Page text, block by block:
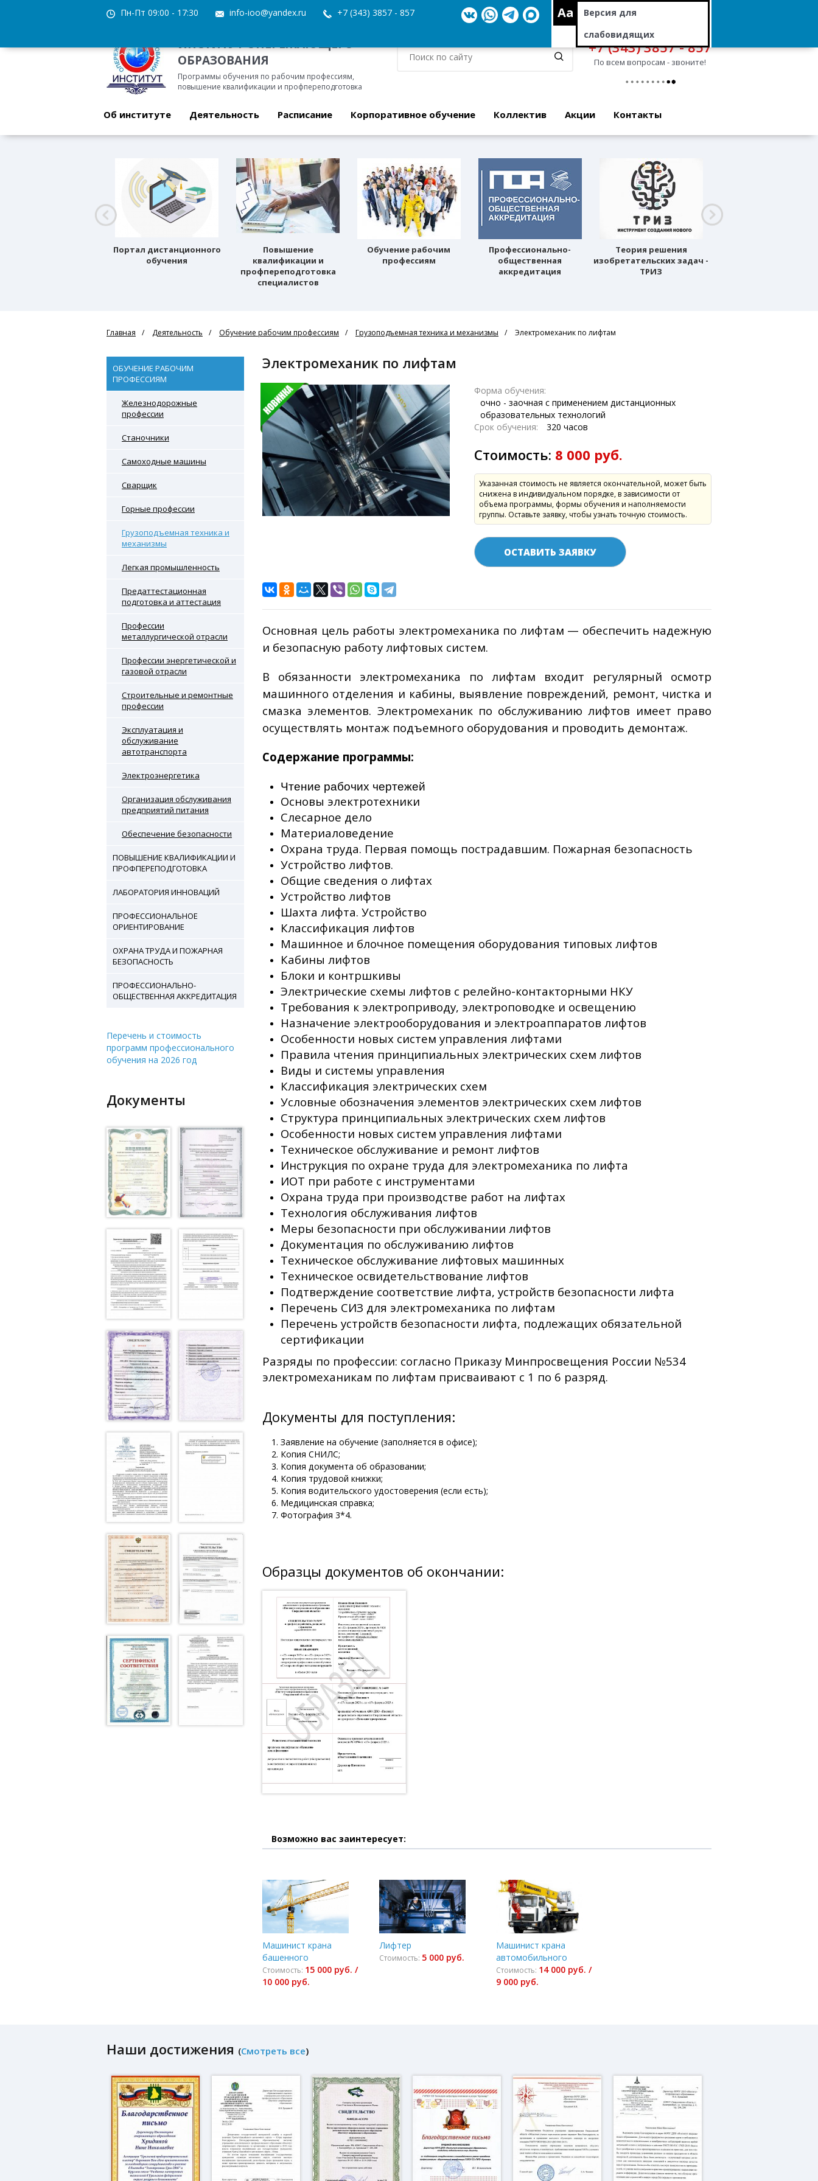
Пн-Пт 09:00 - 17:30 info-ioo@yandex.ru +7 (343) 3857 - 857 Aa
Версия для
слабовидящих
ИНСТИТУТ ОПЕРЕЖАЮЩЕГО
ОБРАЗОВАНИЯ
Программы обучения по рабочим профессиям,
повышение квалификации и профпереподготовка
+7 (343) 3857 - 857
По всем вопросам - звоните!
Об институте Деятельность Расписание Корпоративное обучение Коллектив Акции Контакты
Портал дистанционного
обучения
Повышение
квалификации и
профпереподготовка
специалистов
Обучение рабочим
профессиям
Профессионально-
общественная
аккредитация
Теория решения
изобретательских задач -
ТРИЗ
Главная Деятельность Обучение рабочим профессиям Грузоподъемная техника и механизмы Электромеханик по лифтам
ОБУЧЕНИЕ РАБОЧИМ
ПРОФЕССИЯМ
Железнодорожные
профессии
Станочники
Самоходные машины
Сварщик
Горные профессии
Грузоподъемная техника и
механизмы
Легкая промышленность
Предаттестационная
подготовка и аттестация
Профессии
металлургической отрасли
Профессии энергетической и
газовой отрасли
Строительные и ремонтные
профессии
Эксплуатация и
обслуживание
автотранспорта
Электроэнергетика
Организация обслуживания
предприятий питания
Обеспечение безопасности
ПОВЫШЕНИЕ КВАЛИФИКАЦИИ И
ПРОФПЕРЕПОДГОТОВКА
ЛАБОРАТОРИЯ ИННОВАЦИЙ
ПРОФЕССИОНАЛЬНОЕ
ОРИЕНТИРОВАНИЕ
ОХРАНА ТРУДА И ПОЖАРНАЯ
БЕЗОПАСНОСТЬ
ПРОФЕССИОНАЛЬНО-
ОБЩЕСТВЕННАЯ АККРЕДИТАЦИЯ
Перечень и стоимость
программ профессионального
обучения на 2026 год
Документы
Электромеханик по лифтам
Форма обучения:
очно - заочная с применением дистанционных
образовательных технологий
Срок обучения:
320 часов
Стоимость: 8 000 руб.
Указанная стоимость не является окончательной, может быть
снижена в индивидуальном порядке, в зависимости от
объема программы, формы обучения и наполняемости
группы. Оставьте заявку, чтобы узнать точную стоимость.
ОСТАВИТЬ ЗАЯВКУ
Основная цель работы электромеханика по лифтам — обеспечить надежную
и безопасную работу лифтовых систем.
В обязанности электромеханика по лифтам входит регулярный осмотр
машинного отделения и кабины, выявление повреждений, ремонт, чистка и
смазка элементов. Электромеханик по обслуживанию лифтов имеет право
осуществлять монтаж подъемного оборудования и проводить демонтаж.
Содержание программы:
Чтение рабочих чертежей
Основы электротехники
Слесарное дело
Материаловедение
Охрана труда. Первая помощь пострадавшим. Пожарная безопасность
Устройство лифтов.
Общие сведения о лифтах
Устройство лифтов
Шахта лифта. Устройство
Классификация лифтов
Машинное и блочное помещения оборудования типовых лифтов
Кабины лифтов
Блоки и контршкивы
Электрические схемы лифтов с релейно-контакторными НКУ
Требования к электроприводу, электроповодке и освещению
Назначение электрооборудования и электроаппаратов лифтов
Особенности новых систем управления лифтами
Правила чтения принципиальных электрических схем лифтов
Виды и системы управления
Классификация электрических схем
Условные обозначения элементов электрических схем лифтов
Структура принципиальных электрических схем лифтов
Особенности новых систем управления лифтами
Техническое обслуживание и ремонт лифтов
Инструкция по охране труда для электромеханика по лифта
ИОТ при работе с инструментами
Охрана труда при производстве работ на лифтах
Технология обслуживания лифтов
Меры безопасности при обслуживании лифтов
Документация по обслуживанию лифтов
Техническое обслуживание лифтовых машинных
Техническое освидетельствование лифтов
Подтверждение соответствие лифта, устройств безопасности лифта
Перечень СИЗ для электромеханика по лифтам
Перечень устройств безопасности лифта, подлежащих обязательной
сертификации
Разряды по профессии: согласно Приказу Минпросвещения России №534
электромеханикам по лифтам присваивают с 1 по 6 разряд.
Документы для поступления:
Заявление на обучение (заполняется в офисе);
Копия СНИЛС;
Копия документа об образовании;
Копия трудовой книжки;
Копия водительского удостоверения (если есть);
Медицинская справка;
Фотография 3*4.
Образцы документов об окончании:
Возможно вас заинтересует:
Машинист крана
башенного
Стоимость: 15 000 руб. /
10 000 руб.
Лифтер
Стоимость: 5 000 руб.
Машинист крана
автомобильного
Стоимость: 14 000 руб. /
9 000 руб.
Наши достижения (Смотреть все)